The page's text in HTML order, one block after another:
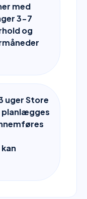
med
3-7
og
uger Store
planlægges